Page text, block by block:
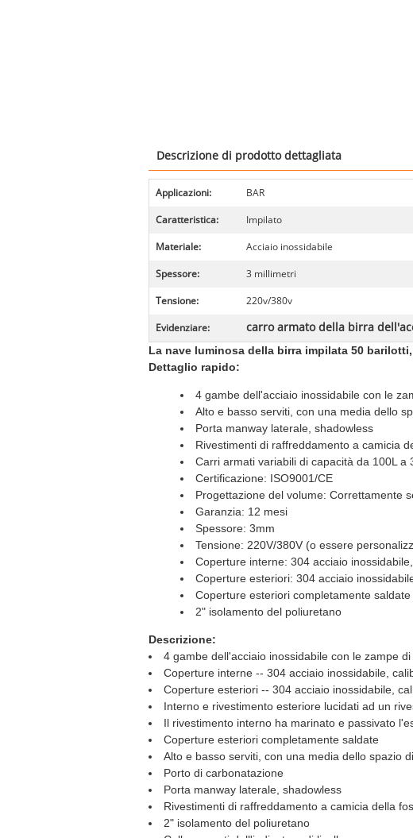
Descrizione di prodotto dettagliata
Applicazioni: BAR
Caratteristica: Impilato
Materiale: Acciaio inossidabile
Spessore: 3 millimetri
Tensione: 220v/380v
Evidenziare: carro armato della birra
La nave luminosa della birra impilata 50
Dettaglio rapido:
4 gambe dell'acciaio inossidabile con le
Alto e basso serviti, con una media dello
Porta manway laterale, shadowless
Rivestimenti di raffreddamento a camicia
Carri armati variabili di capacità da 100L a
Certificazione: ISO9001/CE
Progettazione del volume: Correttamente
Garanzia: 12 mesi
Spessore: 3mm
Tensione: 220V/380V (o essere
Coperture interne: 304 acciaio
Coperture esteriori: 304 acciaio
Coperture esteriori completamente saldate
2" isolamento del poliuretano
Descrizione:
4 gambe dell'acciaio inossidabile con le zampe
Coperture interne -- 304 acciaio inossidabile,
Coperture esteriori -- 304 acciaio inossidabile,
Interno e rivestimento esteriore lucidati ad un
Il rivestimento interno ha marinato e passivato
Coperture esteriori completamente saldate
Alto e basso serviti, con una media dello spazio
Porto di carbonatazione
Porta manway laterale, shadowless
Rivestimenti di raffreddamento a camicia della
2" isolamento del poliuretano